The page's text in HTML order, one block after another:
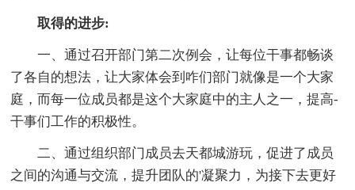
取得的进步:
一、通过召开部门第二次例会，让每位干事都畅谈
了各自的想法，让大家体会到咋们部门就像是一个大家
庭，而每一位成员都是这个大家庭中的主人之一，提高-
干事们工作的积极性。
二、通过组织部门成员去天都城游玩，促进了成员
之间的沟通与交流，提升团队的'凝聚力，为接下去更好